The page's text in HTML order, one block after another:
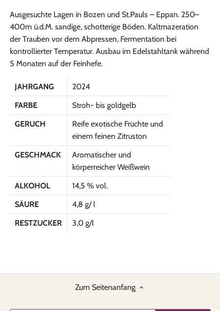
Ausgesuchte Lagen in Bozen und St.Pauls – Eppan. 250–
400m ü.d.M. sandige, schotterige Böden. Kaltmazeration
der Trauben vor dem Abpressen, Fermentation bei
kontrollierter Temperatur. Ausbau im Edelstahltank während
5 Monaten auf der Feinhefe.
JAHRGANG
2024
FARBE
Stroh- bis goldgelb
GERUCH
Reife exotische Früchte und
einem feinen Zitruston
GESCHMACK
Aromatischer und
körperreicher Weißwein
ALKOHOL
14,5 % vol.
SÄURE
4,8 g/ l
RESTZUCKER
3,0 g/l
Zum Seitenanfang